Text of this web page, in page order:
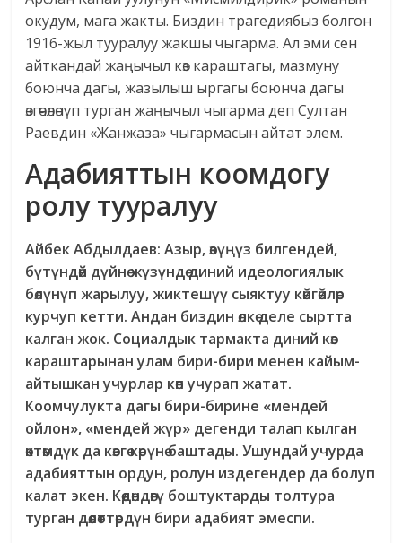
окудум, мага жакты. Биздин трагедиябыз болгон
1916-жыл тууралуу жакшы чыгарма. Ал эми сен
айткандай жаңычыл көз караштагы, мазмуну
боюнча дагы, жазылыш ыргагы боюнча дагы
өзгөчөлөнүп турган жаңычыл чыгарма деп Султан
Раевдин «Жанжаза» чыгармасын айтат элем.
Адабияттын коомдогу
ролу тууралуу
Айбек Абдылдаев: Азыр, өзүңүз билгендей,
бүтүндөй дүйнө жүзүндө диний идеологиялык
бөлүнүп жарылуу, жиктешүү сыяктуу көйгөйлөр
курчуп кетти. Андан биздин өлкө деле сыртта
калган жок. Социалдык тармакта диний көз
караштарынан улам бири-бири менен кайым-
айтышкан учурлар көп учурап жатат.
Коомчулукта дагы бири-бирине «мендей
ойлон», «мендей жүр» дегенди талап кылган
өктөмдүк да көзгө көрүнө баштады. Ушундай учурда
адабияттын ордун, ролун издегендер да болуп
калат экен. Көөдөндөгү боштуктарды толтура
турган дөөлөттөрдүн бири адабият эмеспи.